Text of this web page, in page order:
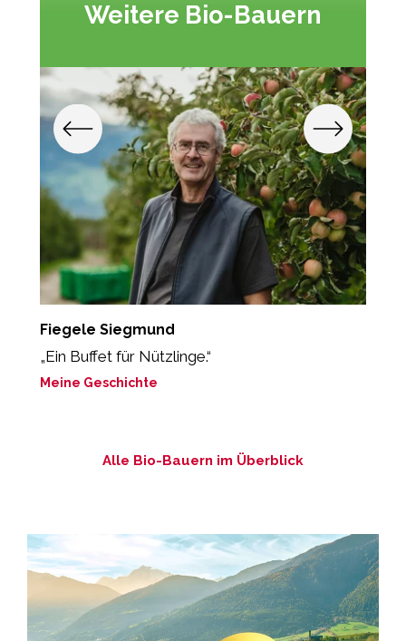
Weitere Bio-Bauern
Fiegele Siegmund
„Ein Buffet für Nützlinge.“
Meine Geschichte
Alle Bio-Bauern im Überblick